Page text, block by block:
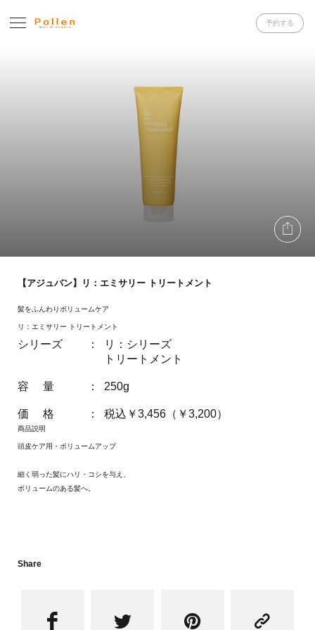
予約する
【アジュバン】リ：エミサリー トリートメント
髪をふんわりボリュームケア
リ：エミサリー トリートメント
シリーズ ：
リ：シリーズ
トリートメント
容 量 ： 250g
価 格 ： 税込￥3,456（￥3,200）
商品説明
頭皮ケア用・ボリュームアップ
細く弱った髪にハリ・コシを与え、
ボリュームのある髪へ。
Share
   